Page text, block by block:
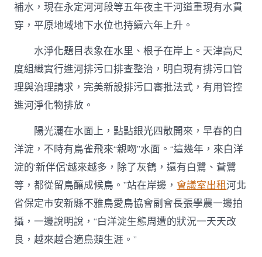
補水，現在永定河河段等五年夜主干河道重現有水貫
穿，平原地域地下水位也持續六年上升。
水淨化題目表象在水里、根子在岸上。天津高尺
度組織實行進河排污口排查整治，明白現有排污口管
理與治理請求，完美新設排污口審批法式，有用管控
進河淨化物排放。
陽光灑在水面上，點點銀光四散開來，早春的白
洋淀，不時有鳥雀飛來“親吻”水面。“這幾年，來白洋
淀的‘新伴侶’越來越多，除了灰鶴，還有白鷺、蒼鷺
等，都從留鳥釀成候鳥。”站在岸邊，會議室出租河北
省保定市安新縣不雅鳥愛鳥協會副會長張學農一邊拍
攝，一邊說明說，“白洋淀生態周遭的狀況一天天改
良，越來越合適鳥類生涯。”